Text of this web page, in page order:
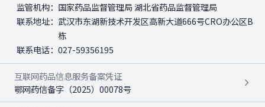
监管机构： 国家药品监督管理局 湖北省药品监督管理局
联系地址： 武汉市东湖新技术开发区高新大道666号CRO办公区B
栋
联系电话： 027-59356195
互联网药品信息服务备案凭证
鄂网药信备字（2025）00078号